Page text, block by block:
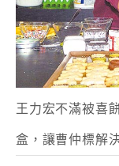
王力宏不滿被喜
盒，讓曹仲標解